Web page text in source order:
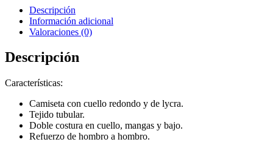
Descripción
Información adicional
Valoraciones (0)
Descripción
Características:
Camiseta con cuello redondo y de lycra.
Tejido tubular.
Doble costura en cuello, mangas y bajo.
Refuerzo de hombro a hombro.